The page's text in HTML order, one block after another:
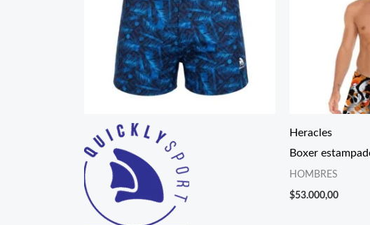
Heracles
Boxer
HOMBRES
$53.000,00